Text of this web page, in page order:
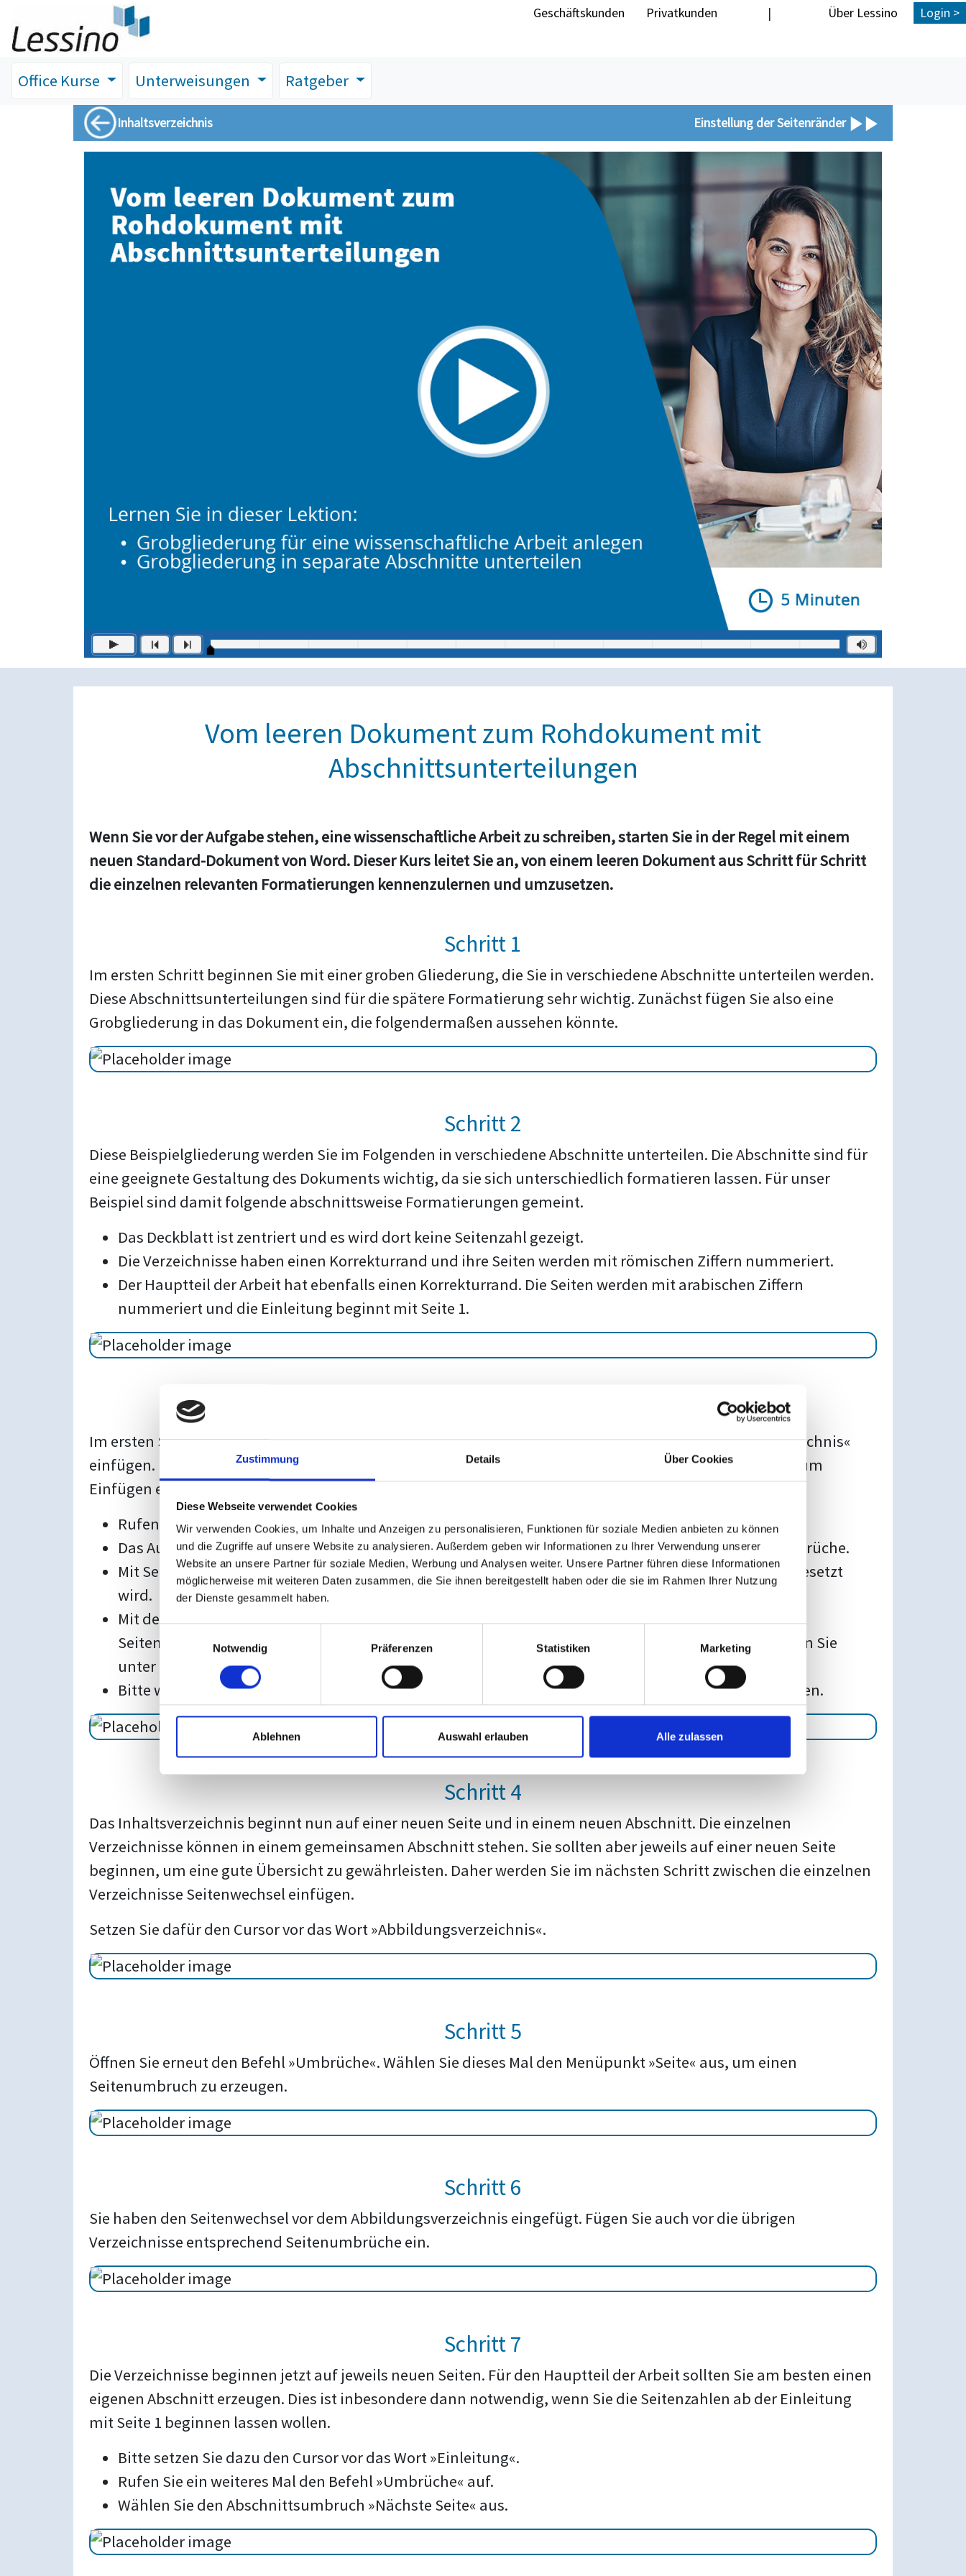
Zustimmung Details Über Cookies
Diese Webseite verwendet Cookies
Wir verwenden Cookies, um Inhalte und Anzeigen zu personalisieren, Funktionen für soziale Medien anbieten zu können
und die Zugriffe auf unsere Website zu analysieren. Außerdem geben wir Informationen zu Ihrer Verwendung unserer
Website an unsere Partner für soziale Medien, Werbung und Analysen weiter. Unsere Partner führen diese Informationen
möglicherweise mit weiteren Daten zusammen, die Sie ihnen bereitgestellt haben oder die sie im Rahmen Ihrer Nutzung
der Dienste gesammelt haben.
Notwendig
Präferenzen Statistiken Marketing
Ablehnen Auswahl erlauben Alle zulassen
Geschäftskunden Privatkunden | Über Lessino Login >
Office Kurse Unterweisungen Ratgeber
Inhaltsverzeichnis Einstellung der Seitenränder
Vom leeren Dokument zum Rohdokument mit
Abschnittsunterteilungen
Wenn Sie vor der Aufgabe stehen, eine wissenschaftliche Arbeit zu schreiben, starten Sie in der Regel mit einem
neuen Standard-Dokument von Word. Dieser Kurs leitet Sie an, von einem leeren Dokument aus Schritt für Schritt
die einzelnen relevanten Formatierungen kennenzulernen und umzusetzen.
Schritt 1
Im ersten Schritt beginnen Sie mit einer groben Gliederung, die Sie in verschiedene Abschnitte unterteilen werden.
Diese Abschnittsunterteilungen sind für die spätere Formatierung sehr wichtig. Zunächst fügen Sie also eine
Grobgliederung in das Dokument ein, die folgendermaßen aussehen könnte.
Schritt 2
Diese Beispielgliederung werden Sie im Folgenden in verschiedene Abschnitte unterteilen. Die Abschnitte sind für
eine geeignete Gestaltung des Dokuments wichtig, da sie sich unterschiedlich formatieren lassen. Für unser
Beispiel sind damit folgende abschnittsweise Formatierungen gemeint.
Das Deckblatt ist zentriert und es wird dort keine Seitenzahl gezeigt.
Die Verzeichnisse haben einen Korrekturrand und ihre Seiten werden mit römischen Ziffern nummeriert.
Der Hauptteil der Arbeit hat ebenfalls einen Korrekturrand. Die Seiten werden mit arabischen Ziffern
nummeriert und die Einleitung beginnt mit Seite 1.
Im ersten Schritt werden Sie einen Abschnittswechsel zwischen dem »Deckblatt« und dem »Inhaltsverzeichnis«
einfügen. Bitte setzen Sie dazu den Cursor per Mausklick vor das Wort »Inhaltsverzeichnis«. Den Befehl zum
Einfügen eines Abschnittswechsels finden Sie in der Registerkarte »Layout«.
Rufen Sie hier den Befehl »Umbrüche« aus der Gruppe »Seite einrichten« auf.
Das Auswahlmenü bietet Ihnen zwei Arten von Umbrüchen an: Seitenumbrüche und Abschnittsumbrüche.
Mit Seitenumbrüchen können Sie beispielsweise festlegen, dass der Text auf einer neuen Seite fortgesetzt
wird.
Mit dem Abschnittsumbruch »Nächste Seite« machen Sie im Prinzip das Gleiche. Zusätzlich zum
Seitenwechsel wird allerdings ein neuer Abschnitt festgelegt. Und für diesen neuen Abschnitt können Sie
unter anderem eine separate Formatierung einstellen.
Bitte wählen Sie daher den Menüpunkt »Nächste Seite« aus, um einen Abschnittsumbruch einzufügen.
Schritt 4
Das Inhaltsverzeichnis beginnt nun auf einer neuen Seite und in einem neuen Abschnitt. Die einzelnen
Verzeichnisse können in einem gemeinsamen Abschnitt stehen. Sie sollten aber jeweils auf einer neuen Seite
beginnen, um eine gute Übersicht zu gewährleisten. Daher werden Sie im nächsten Schritt zwischen die einzelnen
Verzeichnisse Seitenwechsel einfügen.
Setzen Sie dafür den Cursor vor das Wort »Abbildungsverzeichnis«.
Schritt 5
Öffnen Sie erneut den Befehl »Umbrüche«. Wählen Sie dieses Mal den Menüpunkt »Seite« aus, um einen
Seitenumbruch zu erzeugen.
Schritt 6
Sie haben den Seitenwechsel vor dem Abbildungsverzeichnis eingefügt. Fügen Sie auch vor die übrigen
Verzeichnisse entsprechend Seitenumbrüche ein.
Schritt 7
Die Verzeichnisse beginnen jetzt auf jeweils neuen Seiten. Für den Hauptteil der Arbeit sollten Sie am besten einen
eigenen Abschnitt erzeugen. Dies ist inbesondere dann notwendig, wenn Sie die Seitenzahlen ab der Einleitung
mit Seite 1 beginnen lassen wollen.
Bitte setzen Sie dazu den Cursor vor das Wort »Einleitung«.
Rufen Sie ein weiteres Mal den Befehl »Umbrüche« auf.
Wählen Sie den Abschnittsumbruch »Nächste Seite« aus.